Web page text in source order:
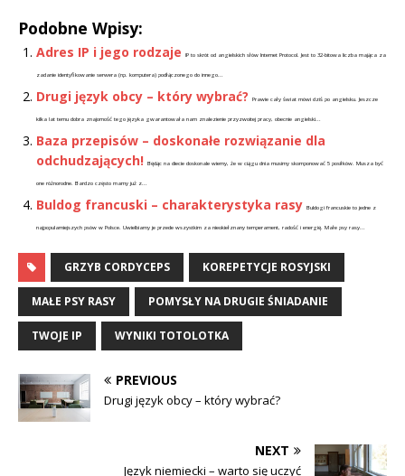
Podobne Wpisy:
Adres IP i jego rodzaje IP to skrót od angielskich słów Internet Protocol. Jest to 32-bitowa liczba mająca za
zadanie identyfikowanie serwera (np. komputera) podłączonego do innego...
Drugi język obcy – który wybrać? Prawie cały świat mówi dziś po angielsku. Jeszcze
kilka lat temu dobra znajomość tego języka gwarantowała nam znalezienie przyzwoitej pracy, obecnie angielski...
Baza przepisów – doskonałe rozwiązanie dla
odchudzających!
Będąc na diecie doskonale wiemy, że w ciągu dnia musimy skomponować 5 posiłków. Musza być
one różnorodne. Bardzo często mamy już z...
Buldog francuski – charakterystyka rasy Buldogi francuskie to jedne z
najpopularniejszych psów w Polsce. Uwielbiamy je przede wszystkim za nieokiełznany temperament, radość i energię. Małe psy rasy...
GRZYB CORDYCEPS KOREPETYCJE ROSYJSKI
MAŁE PSY RASY POMYSŁY NA DRUGIE ŚNIADANIE
TWOJE IP WYNIKI TOTOLOTKA
PREVIOUS
Drugi język obcy – który wybrać?
NEXT
Język niemiecki – warto się uczyć